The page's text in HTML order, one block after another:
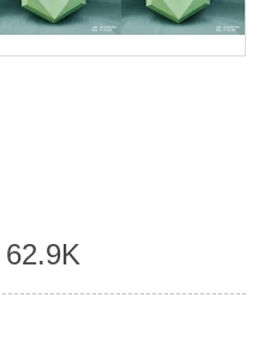
62.9K